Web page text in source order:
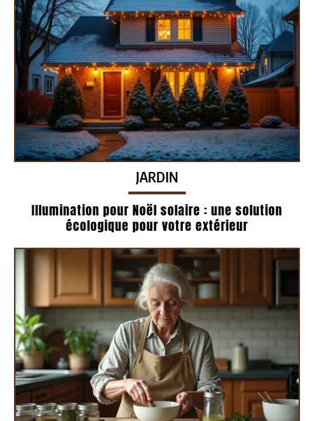
JARDIN
Illumination pour Noël solaire : une solution
écologique pour votre extérieur